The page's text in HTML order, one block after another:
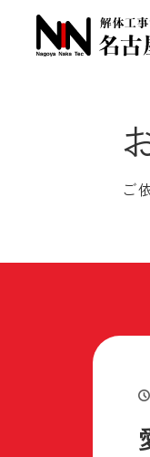
ご